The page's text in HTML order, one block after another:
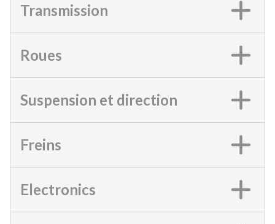
Transmission
Roues
Suspension et direction
Freins
Electronics